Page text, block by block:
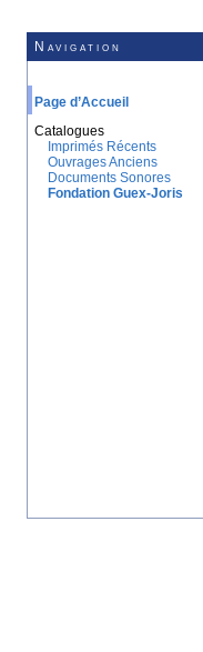
Navigation
Page d’Accueil
Catalogues
Imprimés Récents
Ouvrages Anciens
Documents Sonores
Fondation Guex-Joris